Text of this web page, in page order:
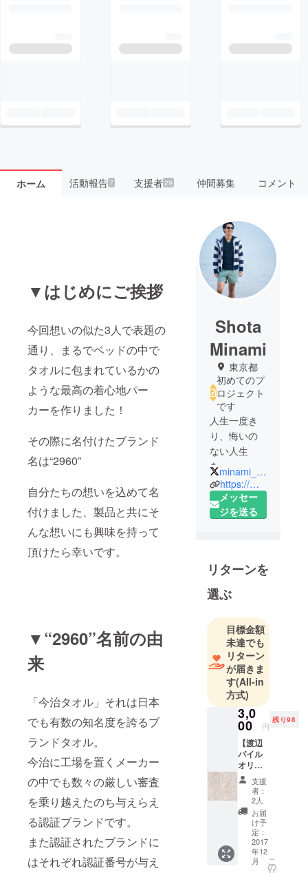
ホーム 活動報告7 支援者29 仲間募集 コメント
▼はじめにご挨拶
今回想いの似た3人で表題の
通り、まるでベッドの中で
タオルに包まれているかの
ような最高の着心地パー
カーを作りました！
その際に名付けたブランド
名は“2960”
自分たちの想いを込めて名
付けました、製品と共にそ
んな想いにも興味を持って
頂けたら幸いです。
▼“2960”名前の由
来
「今治タオル」それは日本
でも有数の知名度を誇るブ
ランドタオル。
今治に工場を置くメーカー
の中でも数々の厳しい審査
を乗り越えたのち与えらえ
る認証ブランドです。
また認証されたブランドに
はそれぞれ認証番号が与え
Shota
Minami
東京都
初めてのプ
ロジェクト
です
人生一度き
り、悔いの
ない人生
を。
minami_sht
https://minamisht.wixsite.com/2960
メッセー
ジを送る
リターンを
選ぶ
目標金額
未達でも
リターン
が届きま
す(All-in
方式)
3,0
00 円
残り98
【渡辺
パイル
オリジ
ナルハ
ンカチ
＋御礼
のメー
ル】 ※
送料・
税込 ・
ラー：
支援
者：
2人
お届
け予
定：
2017
年12
月
こ
の